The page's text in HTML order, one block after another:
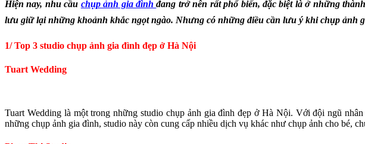
Hiện nay, nhu cầu chụp ảnh gia đìnhđang trở nên rất phổ biến, đặc biệt là ở những
lưu giữ lại những khoảnh khắc ngọt ngào. Nhưng có những điều cần lưu ý khi chụp ảnh
1/ Top 3 studio chụp ảnh gia đình đẹp ở Hà Nội
Tuart Wedding
Tuart Wedding là một trong những studio chụp ảnh gia đình đẹp ở Hà Nội. Với đội ngũ nhân
những chụp ảnh gia đình, studio này còn cung cấp nhiều dịch vụ khác như chụp ảnh cho bé,